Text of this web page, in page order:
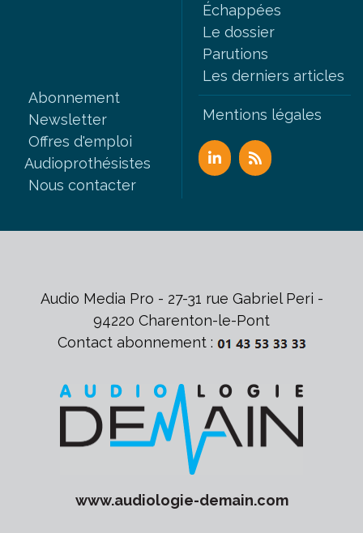
Échappées
Le dossier
Parutions
Les derniers articles
Abonnement
Newsletter
Offres d'emploi
Audioprothésistes
Nous contacter
Mentions légales
Audio Media Pro - 27-31 rue Gabriel Peri -
94220 Charenton-le-Pont
Contact abonnement :
www.audiologie-demain.com